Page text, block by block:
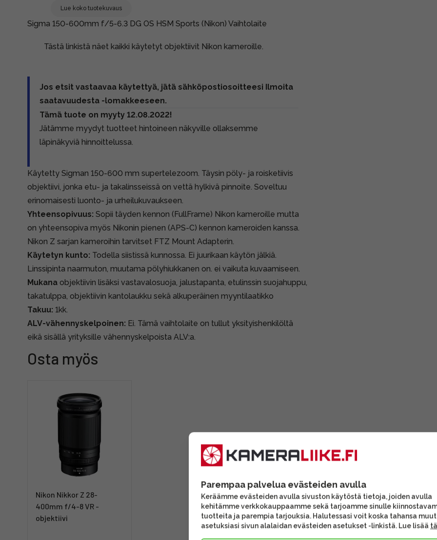
Lue koko tuotekuvaus
Sigma 150-600mm f/5-6.3 DG OS HSM Sports (Nikon) Vaihtolaite
Tästä linkistä näet kaikki käytetyt objektiivit Nikon kameroille.
Jos etsit vastaavaa käytettyä, jätä sähköpostiosoitteesi Ilmoita
saatavuudesta -lomakkeeseen.
Tämä tuote on myyty 12.08.2022!
Jätämme myydyt tuotteet hintoineen näkyville ollaksemme
läpinäkyviä hinnoittelussa.
Käytetty Sigman 150-600 mm supertelezoom. Täysin pöly- ja roisketiivis
objektiivi, jonka etu- ja takalinsseissä on vettä hylkivä pinnoite. Soveltuu
erinomaisesti luonto- ja urheilukuvaukseen.
Yhteensopivuus: Sopii täyden kennon (FullFrame) Nikon kameroille mutta
on yhteensopiva myös Nikonin pienen (APS-C) kennon kameroiden kanssa.
Nikon Z sarjan kameroihin tarvitset FTZ Mount Adapterin.
Käytetyn kunto: Todella siistissä kunnossa. Ei juurikaan käytön jälkiä.
Linssipinta naarmuton, muutama pölyhiukkanen on. ei vaikuta kuvaamiseen.
Mukana objektiivin lisäksi vastavalosuoja, jalustapanta, etulinssin suojahuppu,
takatulppa, objektiivin kantolaukku sekä alkuperäinen myyntilaatikko
Takuu: 1kk.
ALV-vähennyskelpoinen: Ei. Tämä vaihtolaite on tullut yksityishenkilöltä
eikä sisällä yrityksille vähennyskelpoista ALV:a.
Osta myös
Nikon Nikkor Z 28-
400mm f/4-8 VR -
objektiivi
Parempaa palvelua evästeiden avulla
Keräämme evästeiden avulla sivuston käytöstä tietoja, joiden avulla
kehitämme verkkokauppaamme sekä tarjoamme sinulle
tuotteita ja parempia tarjouksia. Halutessasi voit koska tahansa
asetuksiasi sivun alalaidan evästeiden asetukset -linkistä. Lue lisää